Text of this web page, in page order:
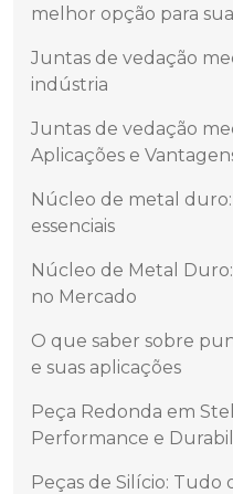
melhor opção para
Juntas de vedação
indústria
Juntas de vedação
Aplicações e
Núcleo de metal
essenciais
Núcleo de Metal
no Mercado
O que saber sobre
e suas aplicações
Peça Redonda em
Performance e
Peças de Silício: Tudo